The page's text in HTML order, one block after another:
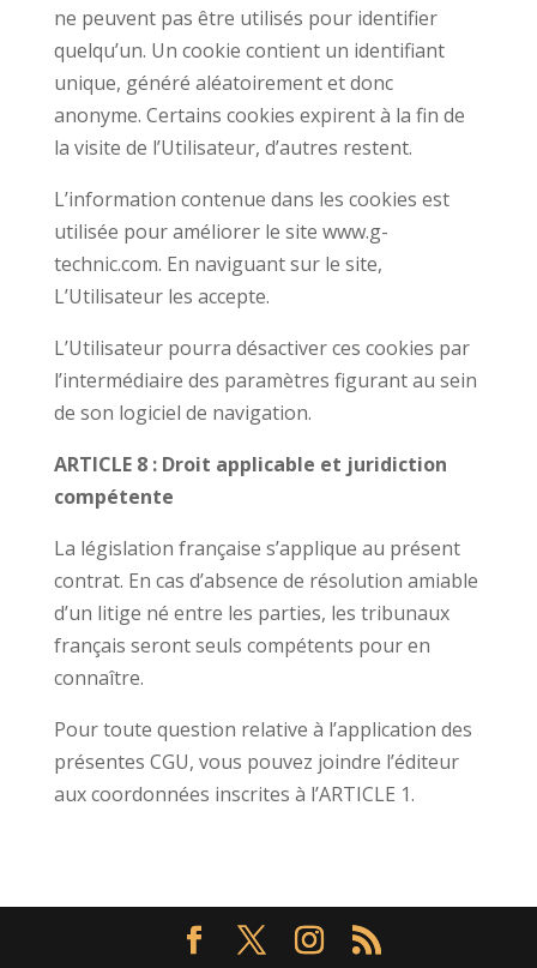
ne peuvent pas être utilisés pour identifier
quelqu’un. Un cookie contient un identifiant
unique, généré aléatoirement et donc
anonyme. Certains cookies expirent à la fin de
la visite de l’Utilisateur, d’autres restent.
L’information contenue dans les cookies est
utilisée pour améliorer le site www.g-
technic.com. En naviguant sur le site,
L’Utilisateur les accepte.
L’Utilisateur pourra désactiver ces cookies par
l’intermédiaire des paramètres figurant au sein
de son logiciel de navigation.
ARTICLE 8 : Droit applicable et juridiction
compétente
La législation française s’applique au présent
contrat. En cas d’absence de résolution amiable
d’un litige né entre les parties, les tribunaux
français seront seuls compétents pour en
connaître.
Pour toute question relative à l’application des
présentes CGU, vous pouvez joindre l’éditeur
aux coordonnées inscrites à l’ARTICLE 1.